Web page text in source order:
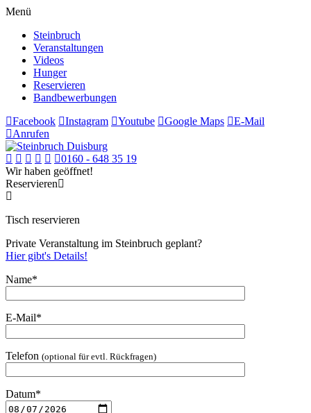
Menü
Steinbruch
Veranstaltungen
Videos
Hunger
Reservieren
Bandbewerbungen
Facebook
Instagram Youtube Google Maps
E-Mail
Anrufen
0160 - 648 35 19
Wir haben geöffnet!
Reservieren
Tisch reservieren
Private Veranstaltung im Steinbruch geplant?
Hier gibt's Details!
Name*
E-Mail*
Telefon (optional für evtl. Rückfragen)
Datum*